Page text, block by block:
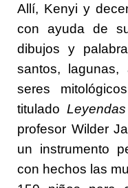
Allí, Kenyi y
con ayuda de
dibujos y
santos,
seres
titulado
profesor Wilder
un instrumento
con hechos las